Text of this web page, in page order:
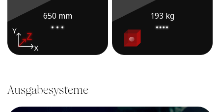
650 mm 193 kg
Ausgabesysteme